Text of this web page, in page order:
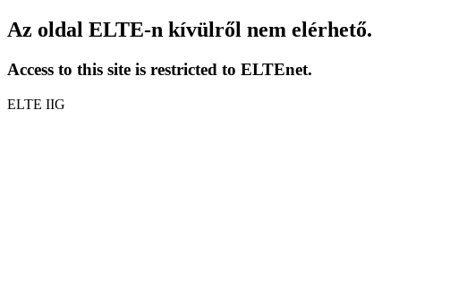
Az oldal ELTE-n kívülről nem elérhető.
Access to this site is restricted to ELTEnet.
ELTE IIG